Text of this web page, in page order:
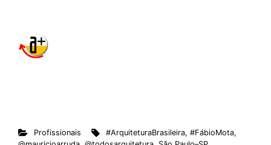
Profissionais #ArquiteturaBrasileira,#FábioMota,